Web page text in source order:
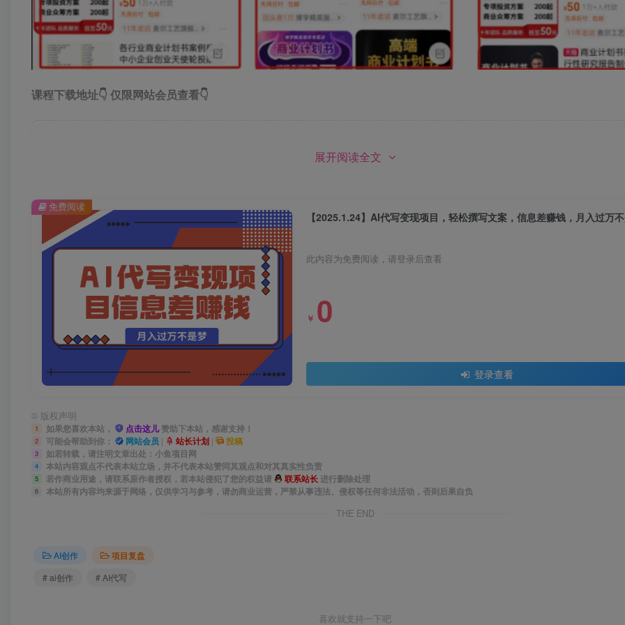
课程下载地址👇 仅限网站会员查看👇
展开阅读全文
【2025.1.24】AI代写变现项目，轻松撰写文案，信息差赚钱，月入过万
此内容为免费阅读，请登录后查看
￥ 0
登录查看
免费阅读
© 版权声明
1 如果您喜欢本站， 点击这儿赞助下本站，感谢支持！
2 可能会帮助到你： 网站会员 | 站长计划 | 投稿
3 如若转载，请注明文章出处：小鱼项目网
4 本站内容观点不代表本站立场，并不代表本站赞同其观点和对其真实性负责
5 若作商业用途，请联系原作者授权，若本站侵犯了您的权益请 联系站长进行删除处理
6
本站所有内容均来源于网络，仅供学习与参考，请勿商业运营，严禁从事违法、侵权等任何非法活动，否则后果自负
THE END
AI创作
项目复盘
# ai创作
# AI代写
喜欢就支持一下吧